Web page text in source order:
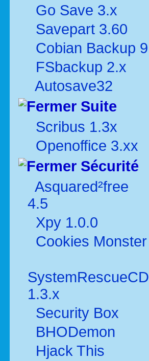
Go Save 3.x
Savepart 3.60
Cobian Backup 9
FSbackup 2.x
Autosave32
Suite
Scribus 1.3x
Openoffice 3.xx
Sécurité
Asquared²free
4.5
Xpy 1.0.0
Cookies Monster
SystemRescueCD
1.3.x
Security Box
BHODemon
Hjack This